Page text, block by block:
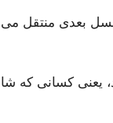
بعدی منتقل
کسانی که